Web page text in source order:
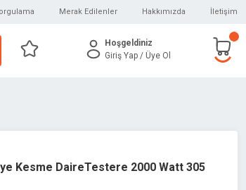
Merak Edilenler Hakkımızda İletişim
Hoşgeldiniz
Giriş Yap / Üye Ol
Kesme DaireTestere 2000 Watt 305